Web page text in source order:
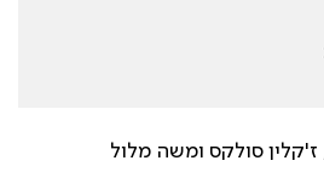
ז'קלין סולקס ומשה מלול